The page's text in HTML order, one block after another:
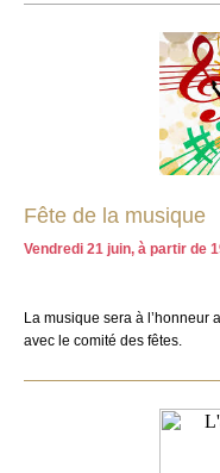
Fête de la musique
Vendredi 21 juin, à partir de
La musique sera à l’honneur
avec le comité des fêtes.